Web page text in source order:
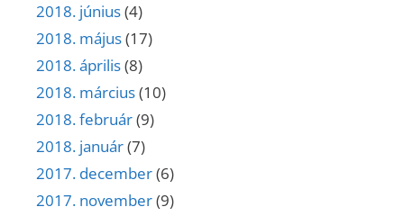
2018. június(4)
2018. május(17)
2018. április(8)
2018. március(10)
2018. február(9)
2018. január(7)
2017. december(6)
2017. november(9)